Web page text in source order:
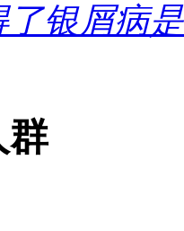
了银屑病
群